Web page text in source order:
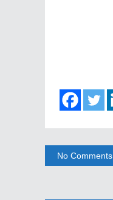
No Comments